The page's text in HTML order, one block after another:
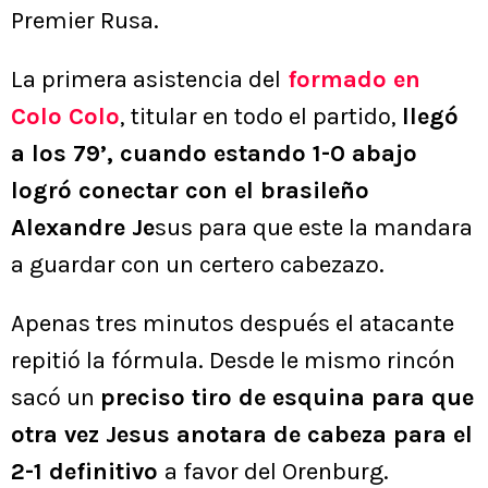
Premier Rusa.
La primera asistencia del formado en
Colo Colo, titular en todo el partido, llegó
a los 79’, cuando estando 1-0 abajo
logró conectar con el brasileño
Alexandre Jesus para que este la mandara
a guardar con un certero cabezazo.
Apenas tres minutos después el atacante
repitió la fórmula. Desde le mismo rincón
sacó un preciso tiro de esquina para que
otra vez Jesus anotara de cabeza para el
2-1 definitivo a favor del Orenburg.